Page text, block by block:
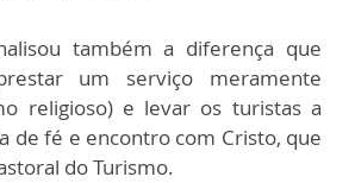
também a diferença que
um serviço meramente
religioso) e levar os turistas a
de fé e encontro com Cristo, que
do Turismo.